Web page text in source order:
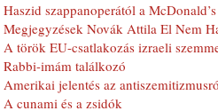
Haszid szappanoperától a
Megjegyzések Novák Attila El Nem
A török EU-csatlakozás izraeli
Rabbi-imám találkozó
Amerikai jelentés az
A cunami és a zsidók